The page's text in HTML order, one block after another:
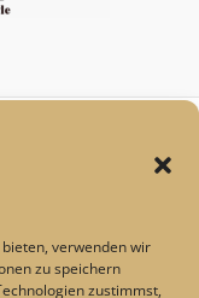
verwenden wir
zu speichern
zustimmst,